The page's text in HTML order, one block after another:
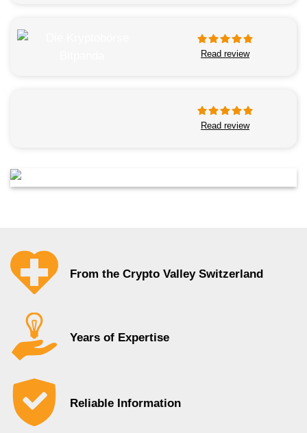
Read review
Read review
From the Crypto Valley Switzerland
Years of Expertise
Reliable Information